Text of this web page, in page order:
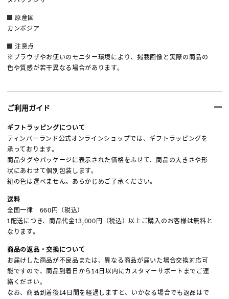
原産国
カンボジア
注意点
※ブラウザやお使いのモニター環境により、掲載画像と実際の商品の
色や質感が若干異なる場合があります。
ご利用ガイド
ギフトラッピングについて
ティンバーランド公式オンラインショップでは、ギフトラッピングを
承っております。
商品タグやパッケージに表示された価格をふせて、商品の大きさや形
状にあわせて個別包装します。
紐の色は選べません。あらかじめご了承ください。
送料
全国一律 660円（税込）
1配送につき、商品代金13,000円（税込）以上ご購入のお客様は無料と
なります。
商品の返品・交換について
お届けした商品が不良品または、異なる商品が届いた場合交換対応可
能ですので、商品到着日から14日以内にカスタマーサポートまでご連
絡ください。
なお、商品到着後14日間を経過しますと、いかなる場合でも返品はで